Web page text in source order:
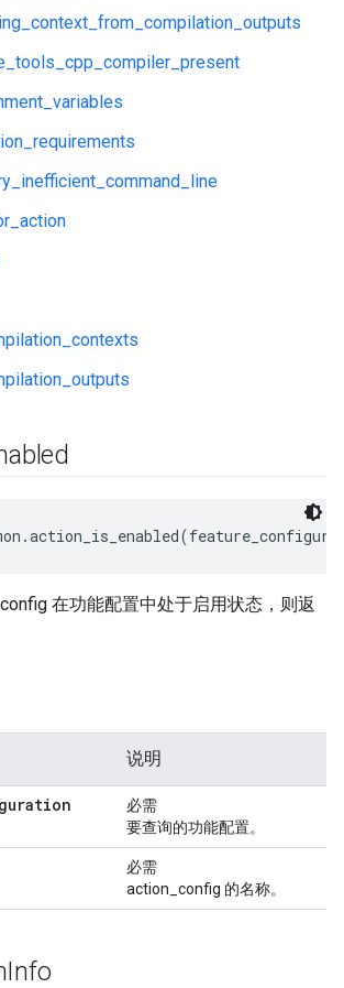
在功能配置中处于启用状态，则返
说明
必需
要查询的功能配置。
必需
action_config 的名称。
Info